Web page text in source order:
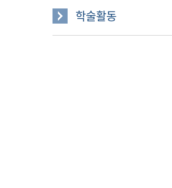
학술활동